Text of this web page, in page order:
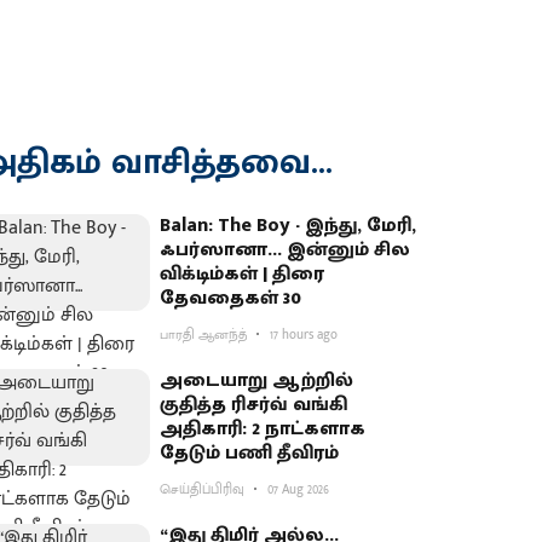
வாசித்தவை...
Balan: The Boy - இந்து, மேரி,
ஃபர்ஸானா... இன்னும் சில
விக்டிம்கள் | திரை
தேவதைகள் 30
பாரதி ஆனந்த் 17 hours ago
அடையாறு ஆற்றில்
குதித்த ரிசர்வ் வங்கி
அதிகாரி: 2 நாட்களாக
தேடும் பணி தீவிரம்
செய்திப்பிரிவு 07 Aug 2026
“இது திமிர் அல்ல...